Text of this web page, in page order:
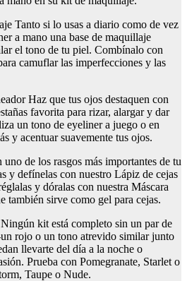
Tanto si lo usas a diario como de vez
a mano una base de maquillaje
el tono de tu piel. Combínalo con
camuflar las imperfecciones y las
Haz que tus ojos destaquen con
favorita para rizar, alargar y dar
un tono de eyeliner a juego o en
y acentuar suavemente tus ojos.
de los rasgos más importantes de tu
y defínelas con nuestro Lápiz de cejas
y dóralas con nuestra Máscara
también sirve como gel para cejas.
kit está completo sin un par de
rojo o un tono atrevido similar junto
llevarte del día a la noche o
Prueba con Pomegranate, Starlet o
Taupe o Nude.